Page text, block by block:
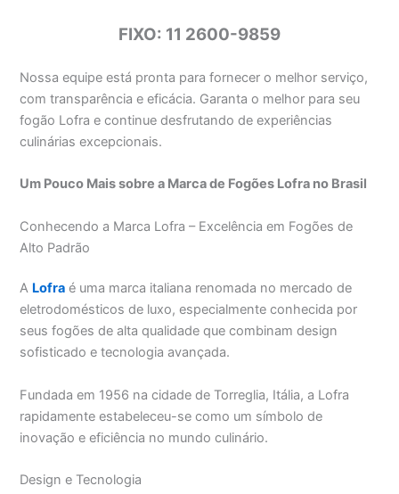
FIXO: 11 2600-9859
Nossa equipe está pronta para fornecer o melhor serviço,
com transparência e eficácia. Garanta o melhor para seu
fogão Lofra e continue desfrutando de experiências
culinárias excepcionais.
Um Pouco Mais sobre a Marca de Fogões Lofra no Brasil
Conhecendo a Marca Lofra – Excelência em Fogões de
Alto Padrão
A Lofra é uma marca italiana renomada no mercado de
eletrodomésticos de luxo, especialmente conhecida por
seus fogões de alta qualidade que combinam design
sofisticado e tecnologia avançada.
Fundada em 1956 na cidade de Torreglia, Itália, a Lofra
rapidamente estabeleceu-se como um símbolo de
inovação e eficiência no mundo culinário.
Design e Tecnologia